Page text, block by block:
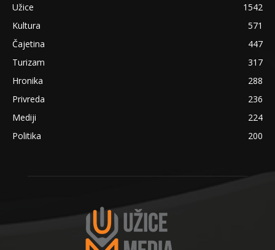
Užice
1542
Kultura
571
Čajetina
447
Turizam
317
Hronika
288
Privreda
236
Mediji
224
Politika
200